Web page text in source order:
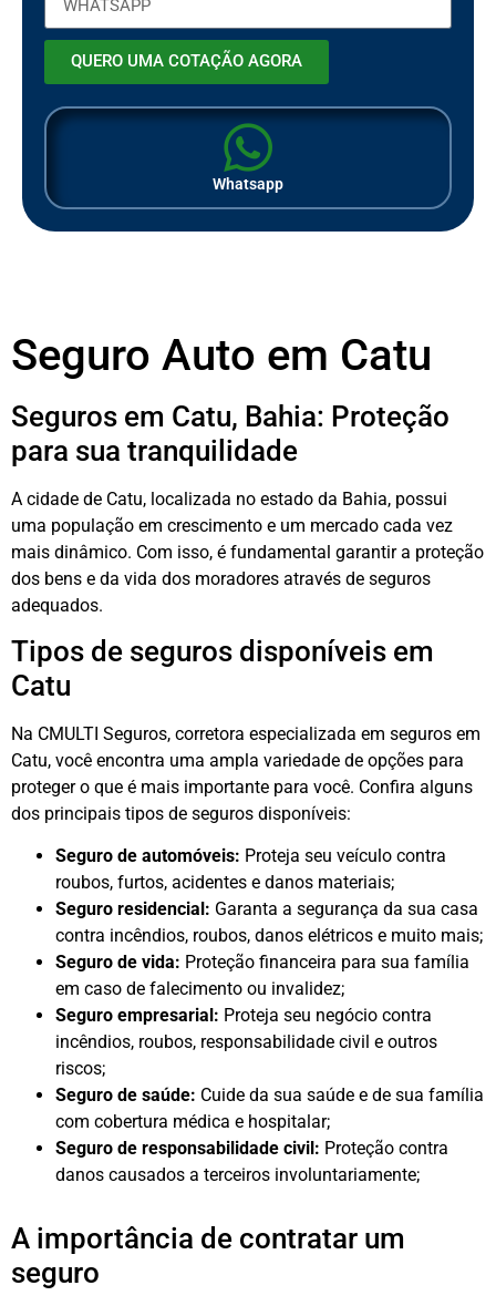
QUERO UMA COTAÇÃO AGORA
Whatsapp
Seguro Auto em Catu
Seguros em Catu, Bahia: Proteção
para sua tranquilidade
A cidade de Catu, localizada no estado da Bahia, possui
uma população em crescimento e um mercado cada vez
mais dinâmico. Com isso, é fundamental garantir a proteção
dos bens e da vida dos moradores através de seguros
adequados.
Tipos de seguros disponíveis em
Catu
Na CMULTI Seguros, corretora especializada em seguros em
Catu, você encontra uma ampla variedade de opções para
proteger o que é mais importante para você. Confira alguns
dos principais tipos de seguros disponíveis:
Seguro de automóveis: Proteja seu veículo contra
roubos, furtos, acidentes e danos materiais;
Seguro residencial: Garanta a segurança da sua casa
contra incêndios, roubos, danos elétricos e muito mais;
Seguro de vida: Proteção financeira para sua família
em caso de falecimento ou invalidez;
Seguro empresarial: Proteja seu negócio contra
incêndios, roubos, responsabilidade civil e outros
riscos;
Seguro de saúde: Cuide da sua saúde e de sua família
com cobertura médica e hospitalar;
Seguro de responsabilidade civil: Proteção contra
danos causados a terceiros involuntariamente;
A importância de contratar um
seguro